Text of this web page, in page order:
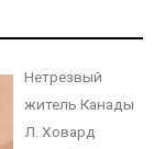
Нетрезвый
житель Канады
Л. Ховард